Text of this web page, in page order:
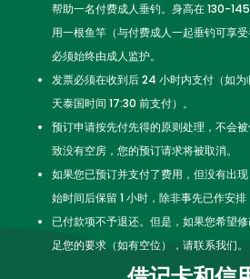
帮助一名付费成人垂钓。身高在 130-
用一根鱼竿（与付费成人一起垂钓可享
必须始终由成人监护。
发票必须在收到后 24 小时内支付（如
天泰国时间 17:30 前支付）。
预订申请按先付先得的原则处理，不会
致没有空房，您的预订请求将被取消。
如果您已预订并支付了费用，但没有出
始时间后保留 1 小时，除非事先已作安排
已付款项不予退还。但是，如果您希望
足您的要求（如有空位），请联系我们。